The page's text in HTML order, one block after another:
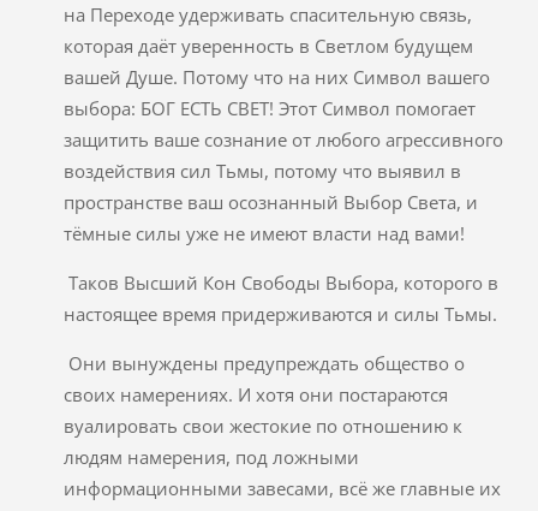
на Переходе удерживать спасительную связь,
которая даёт уверенность в Светлом будущем
вашей Душе. Потому что на них Символ вашего
выбора: БОГ ЕСТЬ СВЕТ! Этот Символ помогает
защитить ваше сознание от любого агрессивного
воздействия сил Тьмы, потому что выявил в
пространстве ваш осознанный Выбор Света, и
тёмные силы уже не имеют власти над вами!
Таков Высший Кон Свободы Выбора, которого в
настоящее время придерживаются и силы Тьмы.
Они вынуждены предупреждать общество о
своих намерениях. И хотя они постараются
вуалировать свои жестокие по отношению к
людям намерения, под ложными
информационными завесами, всё же главные их